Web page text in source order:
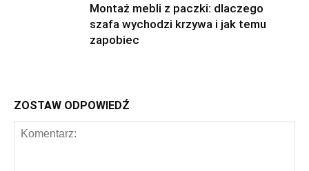
Montaż mebli z paczki: dlaczego
szafa wychodzi krzywa i jak temu
zapobiec
ZOSTAW ODPOWIEDŹ